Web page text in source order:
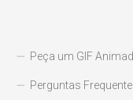
Peça um GIF
Perguntas